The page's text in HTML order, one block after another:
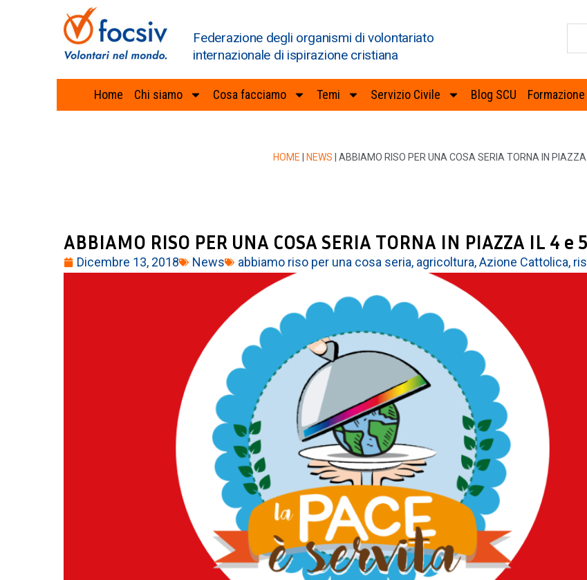
Federazione degli organismi di volontariato
internazionale di ispirazione cristiana
Home Chi siamo Cosa facciamo Temi Servizio Civile Blog SCU Formazione
HOME NEWS ABBIAMO RISO PER UNA COSA SERIA TORNA IN PIAZZA
ABBIAMO RISO PER UNA COSA SERIA TORNA IN PIAZZA IL 4 e
Dicembre 13, 2018 News abbiamo riso per una cosa seria, agricoltura,Azione Cattolica,